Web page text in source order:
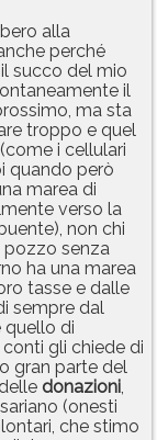
alla
perché
succo del mio
il
ma sta
troppo e quel
i cellulari
quando però
marea di
verso la
non chi
pozzo senza
ha una marea
tasse e dalle
sempre dal
di
gli chiede di
gran parte del
donazioni,
(onesti
che stimo